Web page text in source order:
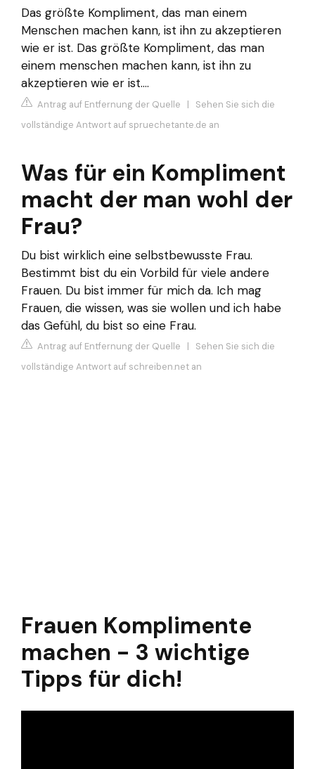
Das größte Kompliment, das man einem
Menschen machen kann, ist ihn zu akzeptieren
wie er ist. Das größte Kompliment, das man
einem menschen machen kann, ist ihn zu
akzeptieren wie er ist....
Antrag auf Entfernung der Quelle | Sehen Sie sich die
vollständige Antwort auf spruechetante.de an
Was für ein Kompliment
macht der man wohl der
Frau?
Du bist wirklich eine selbstbewusste Frau.
Bestimmt bist du ein Vorbild für viele andere
Frauen. Du bist immer für mich da. Ich mag
Frauen, die wissen, was sie wollen und ich habe
das Gefühl, du bist so eine Frau.
Antrag auf Entfernung der Quelle | Sehen Sie sich die
vollständige Antwort auf schreiben.net an
Frauen Komplimente
machen - 3 wichtige
Tipps für dich!